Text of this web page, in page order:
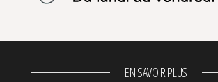
EN SAVOIR PLUS